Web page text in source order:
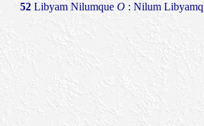
52 Libyam Nilumque O : Nilum